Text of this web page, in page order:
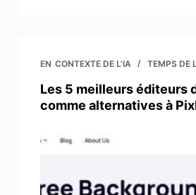
EN CONTEXTE DE L'IA TEMPS DE
Les 5 meilleurs éditeurs
comme alternatives à